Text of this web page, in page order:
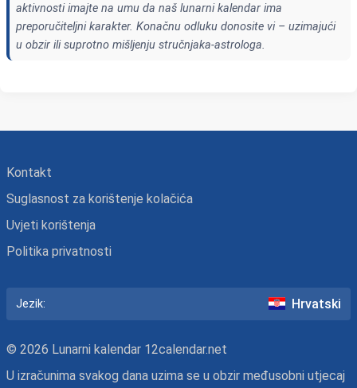
aktivnosti imajte na umu da naš lunarni kalendar ima
preporučiteljni karakter. Konačnu odluku donosite vi – uzimajući
u obzir ili suprotno mišljenju stručnjaka-astrologa.
Kontakt
Suglasnost za korištenje kolačića
Uvjeti korištenja
Politika privatnosti
Jezik: Hrvatski
© 2026 Lunarni kalendar 12calendar.net
U izračunima svakog dana uzima se u obzir međusobni utjecaj